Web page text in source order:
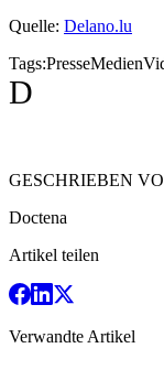
Quelle: Delano.lu
Tags:PresseMedien
D
GESCHRIEBEN
Doctena
Artikel teilen
Verwandte Artikel